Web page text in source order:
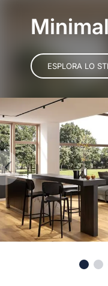
Minimal
ESPLORA LO
ESPLORA LO
ESPLORA LO
ESPLORA LO
ESPLORA LO
ESPLORA LO
ESPLORA LO
ESPLORA LO